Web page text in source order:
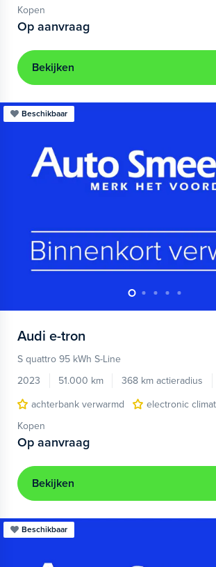
Kopen
Op aanvraag
Bekijken
Beschikbaar
Audi e-tron
S quattro 95 kWh S-Line
2023
51.000 km 368 km actieradius
achterbank verwarmd
electronic
Kopen
Op aanvraag
Bekijken
Beschikbaar